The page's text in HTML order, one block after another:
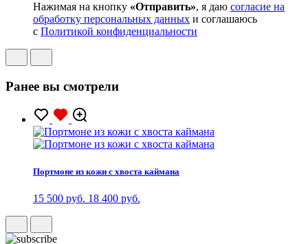
Нажимая на кнопку «Отправить», я даю согласие на
обработку персональных данных и соглашаюсь
с Политикой конфиденциальности
Ранее вы смотрели
Портмоне из кожи с хвоста каймана
15 500 руб. 18 400 руб.